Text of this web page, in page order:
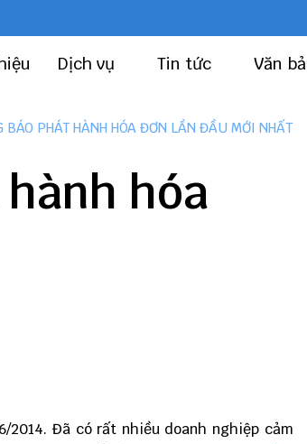
Dịch vụ Tin tức Văn
BÁO PHÁT HÀNH HÓA ĐƠN LẦN ĐẦU MỚI NHẤT
hóa
2014. Đã có rất nhiều doanh nghiệp cảm